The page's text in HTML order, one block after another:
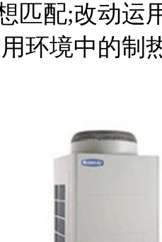
匹配;改动运
环境中的制